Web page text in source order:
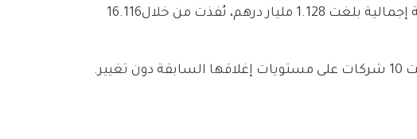
‬نقطة‭. ‬وشهدت‭ ‬الجلسة‭ ‬حراكاً‭ ‬قوياً‭ ‬في‭ ‬أحجام‭ ‬التداول،‭ ‬حيث‭ ‬جرى‭ ‬تداول‭ ‬308‭.‬011‭ ‬مليون‭ ‬سهم،‭ ‬بقيمة‭ ‬إجمالية‭ ‬بلغت‭ ‬1‭.‬128‭ ‬مليار‭ ‬درهم،‭ ‬نُفذت‭ ‬من‭ ‬خلال‭ ‬16‭.‬116‭